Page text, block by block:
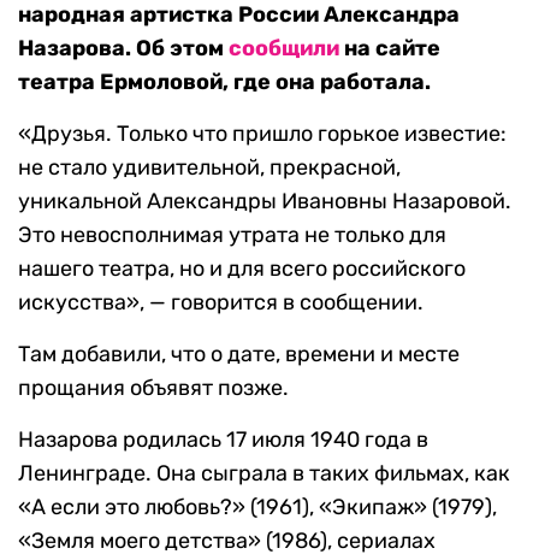
народная артистка России Александра
Назарова. Об этом сообщили на сайте
театра Ермоловой, где она работала.
«Друзья. Только что пришло горькое известие:
не стало удивительной, прекрасной,
уникальной Александры Ивановны Назаровой.
Это невосполнимая утрата не только для
нашего театра, но и для всего российского
искусства», — говорится в сообщении.
Там добавили, что о дате, времени и месте
прощания объявят позже.
Назарова родилась 17 июля 1940 года в
Ленинграде. Она сыграла в таких фильмах, как
«А если это любовь?» (1961), «Экипаж» (1979),
«Земля моего детства» (1986), сериалах